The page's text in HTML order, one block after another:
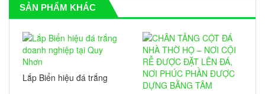
SẢN PHẨM KHÁC
Lắp Biển hiệu đá trắng